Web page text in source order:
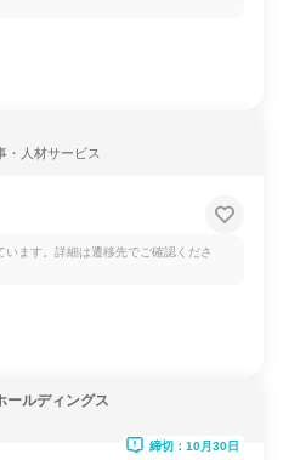
・人材サービス
ます。詳細は遷移先でご確認くださ
ールディングス
締切：10月30日